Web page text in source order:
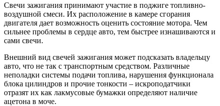
Свечи зажигания принимают участие в поджиге топливно-
воздушной смеси. Их расположение в камере сгорания
двигателя дает возможность оценить состояние мотора. Чем
сильнее проблемы в сердце авто, тем быстрее изнашиваются и
сами свечи.
Внешний вид свечей зажигания может подсказать владельцу
авто, что не так с транспортным средством. Различные
неполадки системы подачи топлива, нарушения функционала
блока цилиндров и прочие тонкости – искроподатчики
отразят их как лакмусовые бумажки определяют наличие
ацетона в моче.